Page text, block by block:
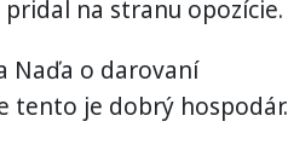
na stranu opozície.
Naďa o darovaní
tento je dobrý hospodár.